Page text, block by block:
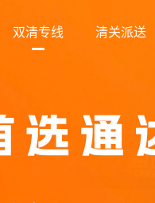
双清专线 清关派送